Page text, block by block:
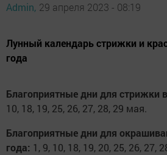
Admin, 29 апреля 2023 - 08:19
Лунный календарь стрижки и
года
Благоприятные дни для стрижки
10, 18, 19, 25, 26, 27, 28, 29 мая.
Благоприятные дни для
года: 1, 9, 10, 18, 19, 20, 25, 26, 27,